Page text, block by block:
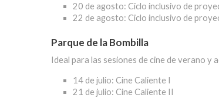
20 de agosto: Ciclo inclusivo de
22 de agosto: Ciclo inclusivo de
Parque de la Bombilla
Ideal para las sesiones de cine de verano y
14 de julio: Cine Caliente I
21 de julio: Cine Caliente II